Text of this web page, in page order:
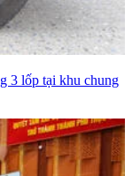
3 lốp tại khu chung